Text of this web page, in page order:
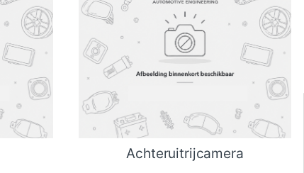
Achteruitrijcamera